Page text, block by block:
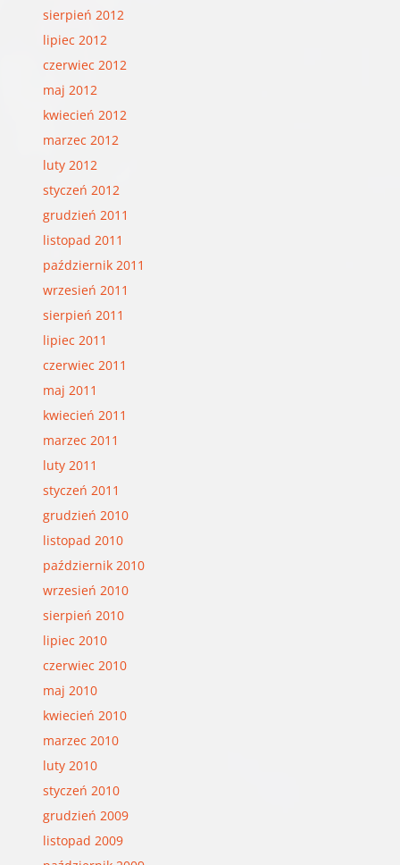
sierpień 2012
lipiec 2012
czerwiec 2012
maj 2012
kwiecień 2012
marzec 2012
luty 2012
styczeń 2012
grudzień 2011
listopad 2011
październik 2011
wrzesień 2011
sierpień 2011
lipiec 2011
czerwiec 2011
maj 2011
kwiecień 2011
marzec 2011
luty 2011
styczeń 2011
grudzień 2010
listopad 2010
październik 2010
wrzesień 2010
sierpień 2010
lipiec 2010
czerwiec 2010
maj 2010
kwiecień 2010
marzec 2010
luty 2010
styczeń 2010
grudzień 2009
listopad 2009